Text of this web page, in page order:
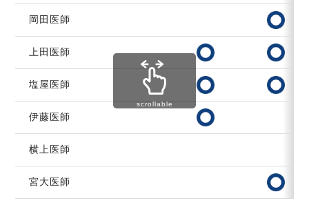
岡田医師
上田医師
塩屋医師
伊藤医師
横上医師
宮大医師
scrollable